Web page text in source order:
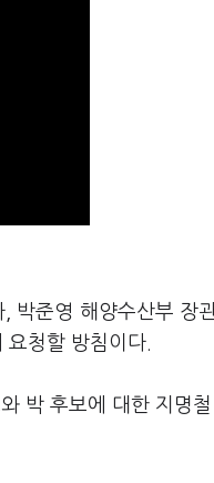
박준영 해양수산부 장
청할 방침이다.
박 후보에 대한 지명철